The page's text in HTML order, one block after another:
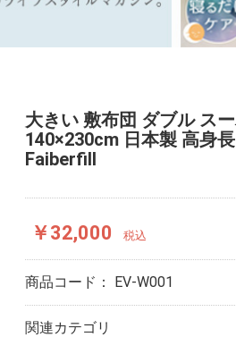
大きい 敷布団 ダブル ス
140×230cm 日本製 高身
Faiberfill
￥32,000 税込
商品コード： EV-W001
関連カテゴリ